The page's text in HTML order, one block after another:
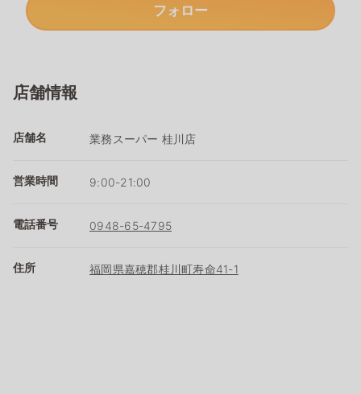
フォロー
店舗情報
店舗名 業務スーパー 桂川店
営業時間 9:00-21:00
電話番号 0948-65-4795
住所 福岡県嘉穂郡桂川町寿命41-1